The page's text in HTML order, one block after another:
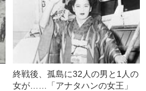
終戦後、孤島に32人の男と1人の
女が……「アナタハンの女王」